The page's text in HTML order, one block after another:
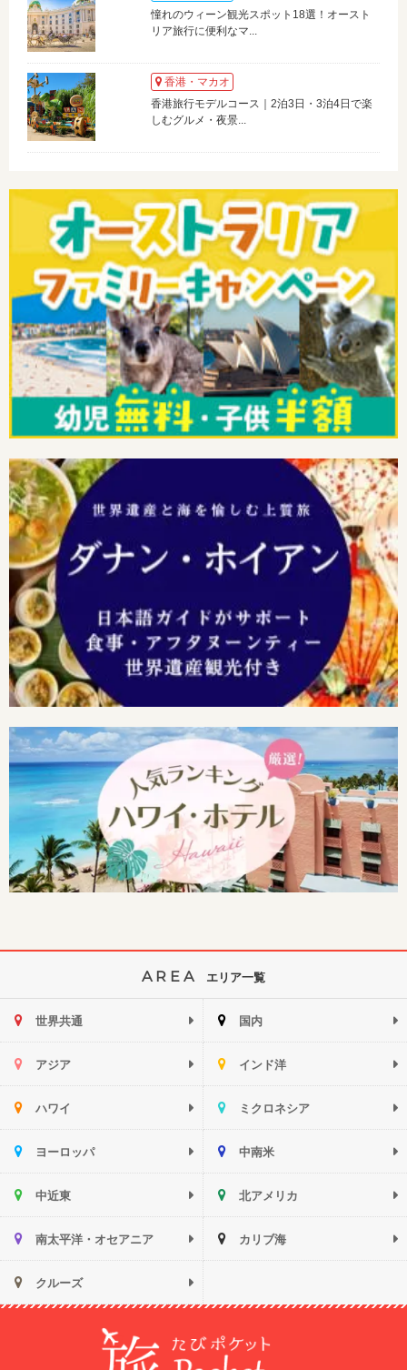
憧れのウィーン観光スポット18選！オースト
リア旅行に便利なマ...
香港・マカオ
香港旅行モデルコース｜2泊3日・3泊4日で楽
しむグルメ・夜景...
AREA エリア一覧
世界共通 国内
アジア インド洋
ハワイ ミクロネシア
ヨーロッパ 中南米
中近東 北アメリカ
南太平洋・オセアニア カリブ海
クルーズ